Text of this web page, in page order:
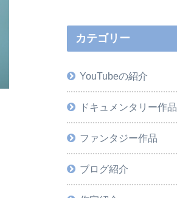
カテゴリー
YouTubeの紹介
ドキュメンタリー作品
ファンタジー作品
ブログ紹介